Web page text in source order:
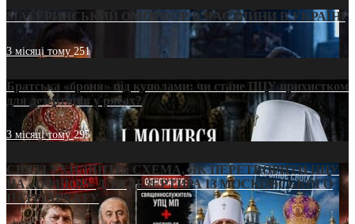
МАТЕРИНСЬКИЙ ОМОРФОР В ЧАС ВІЙНИ В УКРАЇНІ
3 місяці тому251
Братська «броня» під куполами: чи стане ПЦУ прихистком
для дезертирів у рясах?
3 місяці тому295
СВЯТІ УХИЛЯНТИ: СХЕМА, ЯК ПЕРЕТВОРИТИ ПЦУ
НА «ОФШОР» ДЛЯ ДЕЗЕРТИРА ІЗ МОСКОВСЬКОГО
ПАТРІАРХАТУ